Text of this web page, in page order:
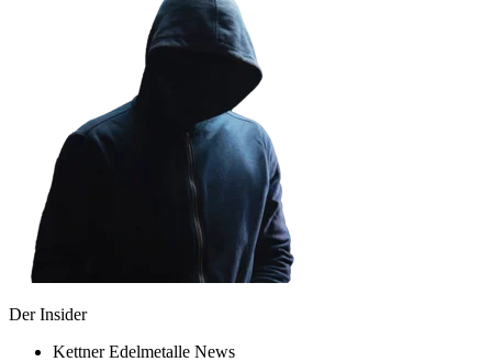
Der Insider
Kettner Edelmetalle News